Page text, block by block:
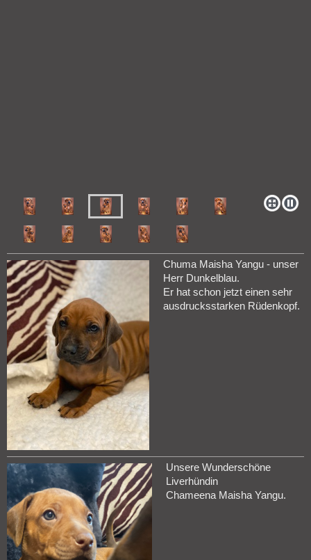
Chuma Maisha Yangu - unser
Herr Dunkelblau.
Er hat schon jetzt einen sehr
ausdrucksstarken Rüdenkopf.
Unsere Wunderschöne
Liverhündin
Chameena Maisha Yangu.